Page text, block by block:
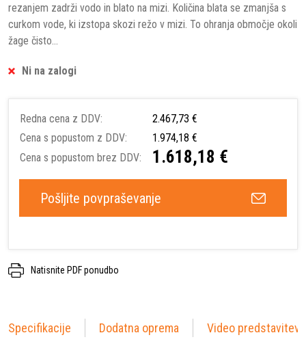
rezanjem zadrži vodo in blato na mizi. Količina blata se zmanjša s
curkom vode, ki izstopa skozi režo v mizi. To ohranja območje okoli
žage čisto...
Ni na zalogi
Redna cena z DDV:
2.467,73 €
Cena s popustom z DDV:
1.974,18 €
Cena s popustom brez DDV:
1.618,18 €
Pošljite povpraševanje
Natisnite PDF ponudbo
Specifikacije Dodatna oprema Video predstavitev